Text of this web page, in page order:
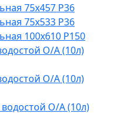
75х457 Р36
75х533 Р36
100х610 Р150
О/А (10л)
О/А (10л)
О/А (10л)